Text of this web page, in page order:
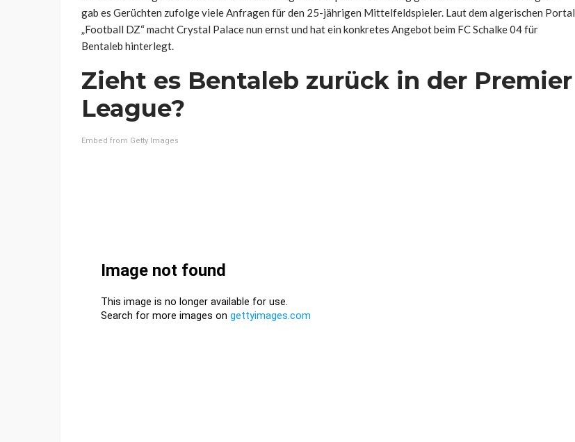
gab es Gerüchten zufolge viele Anfragen für den 25-jährigen Mittelfeldspieler. Laut dem algerischen Portal
„Football DZ“ macht Crystal Palace nun ernst und hat ein konkretes Angebot beim FC Schalke 04 für
Bentaleb hinterlegt.
Zieht es Bentaleb zurück in der Premier
League?
Embed from Getty Images